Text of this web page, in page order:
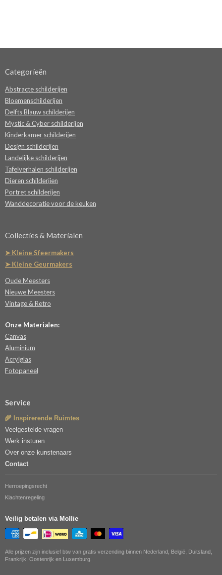
Categorieën
Abstracte schilderijen
Bloemenschilderijen
Delfts Blauw schilderijen
Mystic & Cyber schilderijen
Kinderkamer schilderijen
Design schilderijen
Landelijke schilderijen
Tafelverhalen schilderijen
Dieren schilderijen
Portret schilderijen
Wanddecoratie voor de keuken
Collecties & Materialen
➤ Kleine Sfeermakers
➤ Kleine Geurmakers
Oude Meesters
Nieuwe Meesters
Vintage & Retro
Onze Materialen:
Canvas
Aluminium
Acrylglas
Fotopaneel
Service
🌾 Inspirerende Ruimtes
Veelgestelde vragen
Werk insturen
Over onze kunstenaars
Contact
Herroepingsrecht
Klachtenregeling
Veilig betalen via Mollie
Alle prijzen zijn inclusief btw van gratis verzending binnen Nederland, België, Duitsland,
Frankrijk, Oostenrijk en Luxemburg.